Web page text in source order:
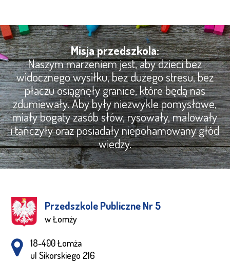
Misja przedszkola:
Naszym marzeniem jest, aby dzieci bez
widocznego wysiłku, bez dużego stresu, bez
płaczu osiągnęły granice, które będą nas
zdumiewały. Aby były niezwykle pomysłowe,
miały bogaty zasób słów, rysowały, malowały
i tańczyły oraz posiadały niepohamowany głód
wiedzy.
Przedszkole Publiczne Nr 5
w Łomży
Adres pocztowy:
18-400 Łomża
ul Sikorskiego 216